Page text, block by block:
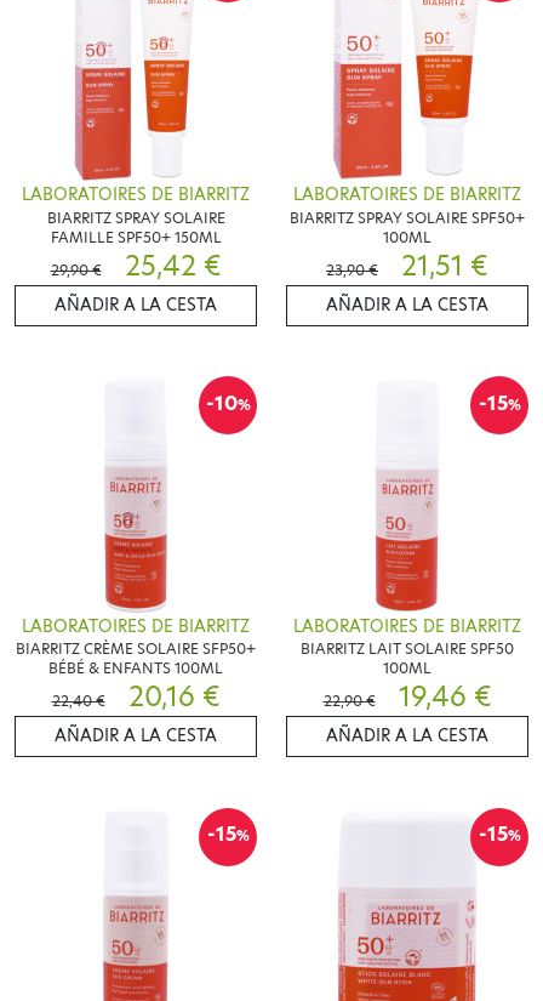
LABORATOIRES DE BIARRITZ
BIARRITZ SPRAY SOLAIRE
FAMILLE SPF50+ 150ML
29,90 €
25,42 €
AÑADIR A LA CESTA
LABORATOIRES DE BIARRITZ
BIARRITZ SPRAY SOLAIRE SPF50+
100ML
23,90 €
21,51 €
AÑADIR A LA CESTA
-10%
LABORATOIRES DE BIARRITZ
BIARRITZ CRÈME SOLAIRE SFP50+
BÉBÉ & ENFANTS 100ML
22,40 €
20,16 €
AÑADIR A LA CESTA
-15%
LABORATOIRES DE BIARRITZ
BIARRITZ LAIT SOLAIRE SPF50
100ML
22,90 €
19,46 €
AÑADIR A LA CESTA
-15% -15%